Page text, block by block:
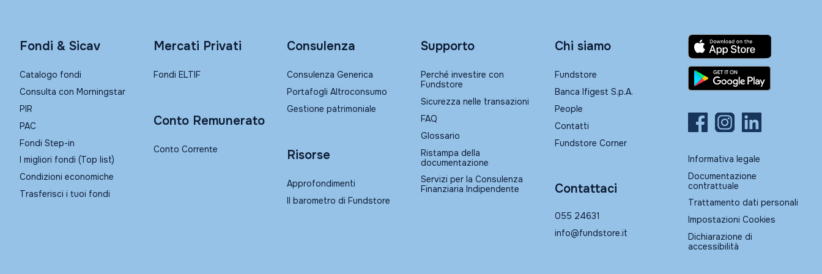
Fondi & Sicav
Catalogo fondi
Consulta con Morningstar
PIR
PAC
Fondi Step-in
I migliori fondi (Top list)
Condizioni economiche
Trasferisci i tuoi fondi
Mercati Privati
Fondi ELTIF
Conto Remunerato
Conto Corrente
Consulenza
Consulenza Generica
Portafogli Altroconsumo
Gestione patrimoniale
Risorse
Approfondimenti
Il barometro di Fundstore
Supporto
Perché investire con
Fundstore
Sicurezza nelle transazioni
FAQ
Glossario
Ristampa della
documentazione
Servizi per la Consulenza
Finanziaria Indipendente
Chi siamo
Fundstore
Banca Ifigest S.p.A.
People
Contatti
Fundstore Corner
Contattaci
055 24631
info@fundstore.it
Informativa legale
Documentazione
contrattuale
Trattamento dati personali
Impostazioni Cookies
Dichiarazione di
accessibilità